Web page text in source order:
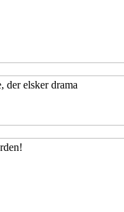
der elsker drama